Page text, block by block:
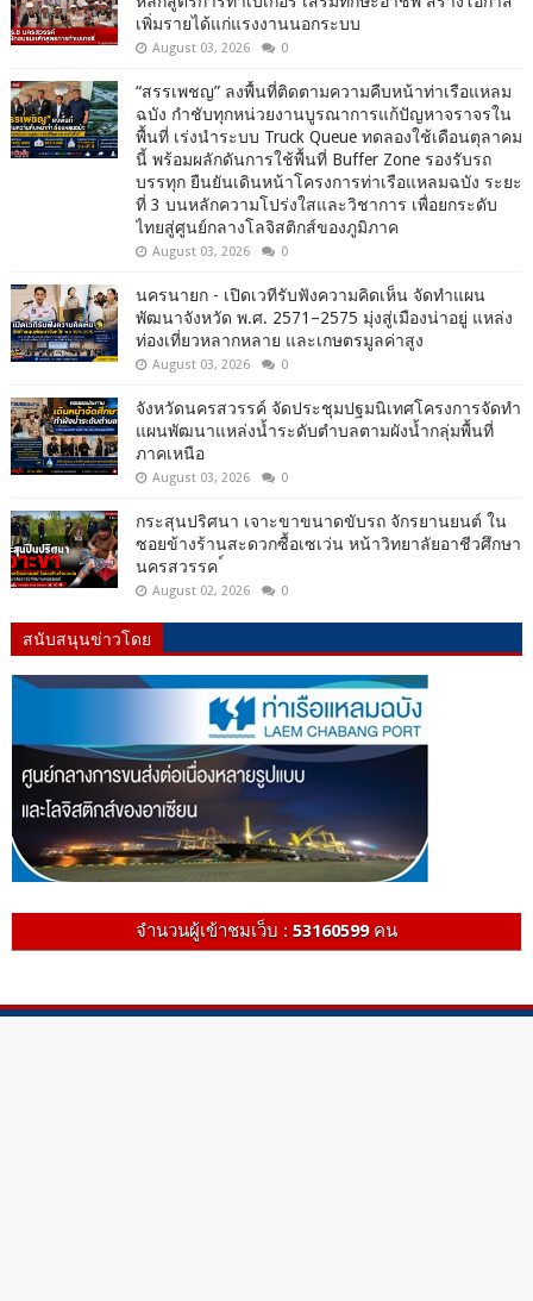
เพิ่มรายได้แก่แรงงานนอกระบบ
August 03, 2026 0
“สรรเพชญ” ลงพื้นที่ติดตามความคืบหน้าท่าเรือแหลม
ฉบัง กำชับทุกหน่วยงานบูรณาการแก้ปัญหาจราจรใน
พื้นที่ เร่งนำระบบ Truck Queue ทดลองใช้เดือนตุลาคม
นี้ พร้อมผลักดันการใช้พื้นที่ Buffer Zone รองรับรถ
บรรทุก ยืนยันเดินหน้าโครงการท่าเรือแหลมฉบัง ระยะ
ที่ 3 บนหลักความโปร่งใสและวิชาการ เพื่อยกระดับ
ไทยสู่ศูนย์กลางโลจิสติกส์ของภูมิภาค
August 03, 2026 0
นครนายก - เปิดเวทีรับฟังความคิดเห็น จัดทำแผน
พัฒนาจังหวัด พ.ศ. 2571–2575 มุ่งสู่เมืองน่าอยู่ แหล่ง
ท่องเที่ยวหลากหลาย และเกษตรมูลค่าสูง
August 03, 2026 0
จังหวัดนครสวรรค์ จัดประชุมปฐมนิเทศโครงการจัดทำ
แผนพัฒนาแหล่งน้ำระดับตำบลตามผังน้ำกลุ่มพื้นที่
ภาคเหนือ
August 03, 2026 0
กระสุนปริศนา เจาะขาขนาดขับรถ จักรยานยนต์ ใน
ซอยข้างร้านสะดวกซื้อเซเว่น หน้าวิทยาลัยอาชีวศึกษา
นครสวรรค ์
August 02, 2026 0
สนับสนุนข่าวโดย
จำนวนผู้เข้าชมเว็บ : 53160599คน